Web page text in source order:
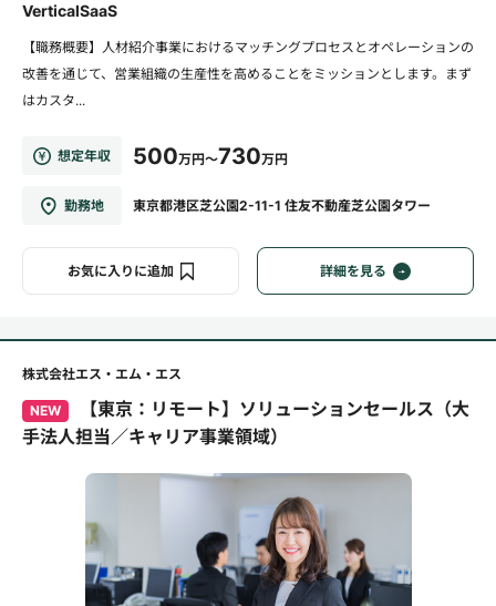
VerticalSaaS
【職務概要】人材紹介事業におけるマッチングプロセスとオペレーションの
改善を通じて、営業組織の生産性を高めることをミッションとします。まず
はカスタ...
想定年収 500万円～730万円
勤務地 東京都港区芝公園2-11-1 住友不動産芝公園タワー
お気に入りに追加 詳細を見る
株式会社エス・エム・エス
NEW
【東京：リモート】ソリューションセールス（大
手法人担当／キャリア事業領域）